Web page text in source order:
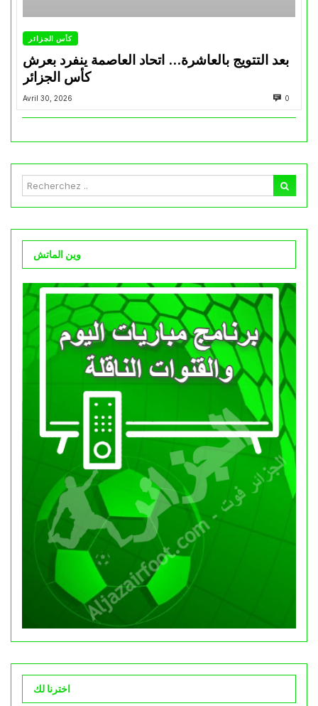
كأس الجزائر
بعد التتويج بالعاشرة… اتحاد العاصمة ينفرد بعرش
كأس الجزائر
Avril 30, 2026 0
وين الماتش
اخترنا لك